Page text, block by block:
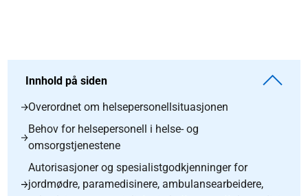
Innhold på siden
Overordnet om helsepersonellsituasjonen
Behov for helsepersonell i helse- og
omsorgstjenestene
Autorisasjoner og spesialistgodkjenninger for
jordmødre, paramedisinere, ambulansearbeidere,